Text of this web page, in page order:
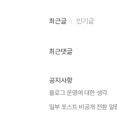
최
인
최근글 인기글
최근댓글
공지사항
블로그 운영에 대한 생각
일부 포스트 비공개 전환 알